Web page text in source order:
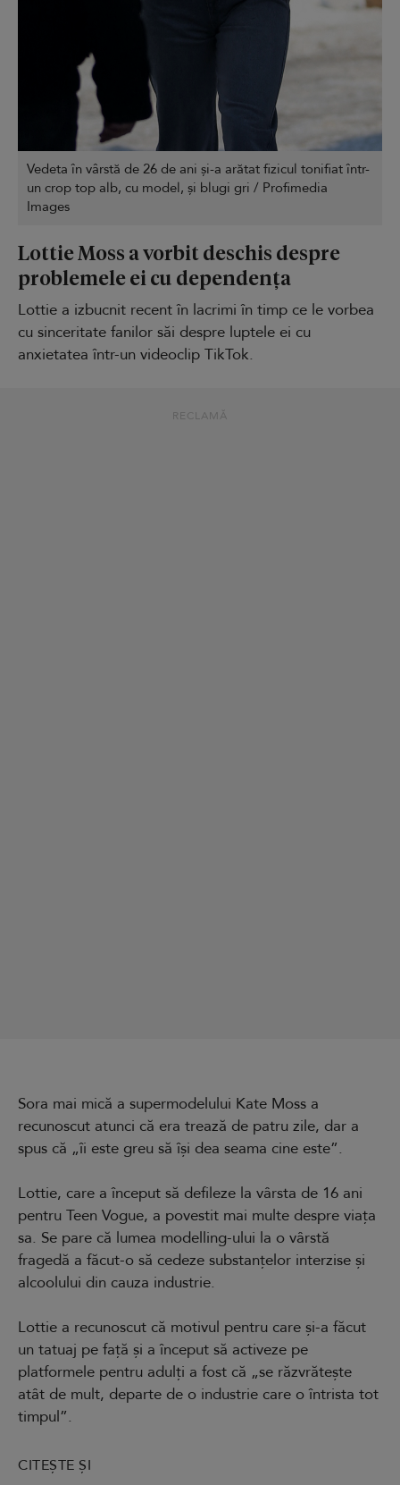
Vedeta în vârstă de 26 de ani și-a arătat fizicul tonifiat într-
un crop top alb, cu model, și blugi gri / Profimedia
Images
Lottie Moss a vorbit deschis despre
problemele ei cu dependența
Lottie a izbucnit recent în lacrimi în timp ce le vorbea
cu sinceritate fanilor săi despre luptele ei cu
anxietatea într-un videoclip TikTok.
RECLAMĂ
Sora mai mică a supermodelului Kate Moss a
recunoscut atunci că era trează de patru zile, dar a
spus că „îi este greu să își dea seama cine este”.
Lottie, care a început să defileze la vârsta de 16 ani
pentru Teen Vogue, a povestit mai multe despre viața
sa. Se pare că lumea modelling-ului la o vârstă
fragedă a făcut-o să cedeze substanțelor interzise și
alcoolului din cauza industrie.
Lottie a recunoscut că motivul pentru care și-a făcut
un tatuaj pe față și a început să activeze pe
platformele pentru adulți a fost că „se răzvrătește
atât de mult, departe de o industrie care o întrista tot
timpul”.
CITEȘTE ȘI